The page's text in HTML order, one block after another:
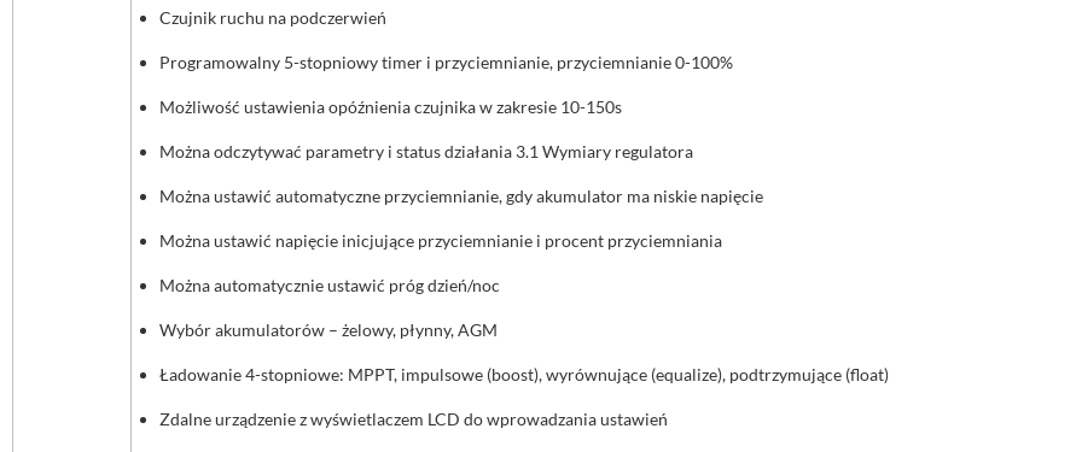
Czujnik ruchu na podczerwień
Programowalny 5-stopniowy timer i przyciemnianie, przyciemnianie 0-100%
Możliwość ustawienia opóźnienia czujnika w zakresie 10-150s
Można odczytywać parametry i status działania 3.1 Wymiary regulatora
Można ustawić automatyczne przyciemnianie, gdy akumulator ma niskie napięcie
Można ustawić napięcie inicjujące przyciemnianie i procent przyciemniania
Można automatycznie ustawić próg dzień/noc
Wybór akumulatorów – żelowy, płynny, AGM
Ładowanie 4-stopniowe: MPPT, impulsowe (boost), wyrównujące (equalize), podtrzymujące (float)
Zdalne urządzenie z wyświetlaczem LCD do wprowadzania ustawień